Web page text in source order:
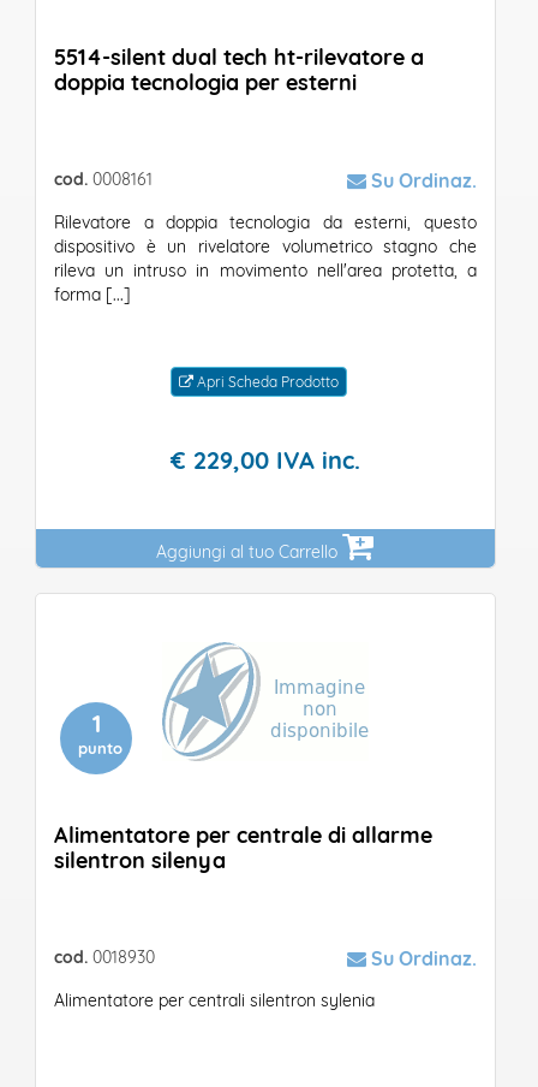
5514-silent dual tech ht-rilevatore a
doppia tecnologia per esterni
cod.0008161 Su Ordinaz.
Rilevatore a doppia tecnologia da esterni, questo
dispositivo è un rivelatore volumetrico stagno che
rileva un intruso in movimento nell'area protetta, a
forma [...]
Apri Scheda Prodotto
€ 229,00 IVA inc.
Aggiungi al tuo Carrello
1
punto
Alimentatore per centrale di allarme
silentron silenya
cod.0018930 Su Ordinaz.
Alimentatore per centrali silentron sylenia